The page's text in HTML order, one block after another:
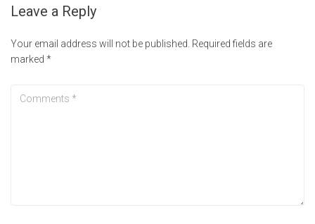
Leave a Reply
Your email address will not be published. Required fields are
marked *